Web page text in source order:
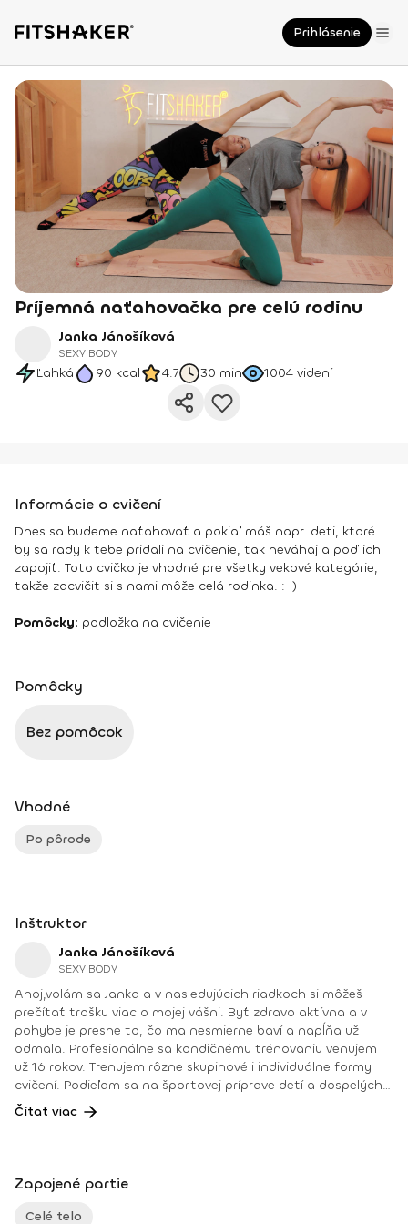
Prihlásenie
Príjemná naťahovačka pre celú rodinu
Janka Jánošíková
SEXY BODY
Ľahká 90 kcal 4.7 30 min 1004 videní
Informácie o cvičení
Dnes sa budeme naťahovať a pokiaľ máš napr. deti, ktoré
by sa rady k tebe pridali na cvičenie, tak neváhaj a poď ich
zapojiť. Toto cvičko je vhodné pre všetky vekové kategórie,
takže zacvičiť si s nami môže celá rodinka. :-)
Pomôcky: podložka na cvičenie
Pomôcky
Bez pomôcok
Vhodné
Po pôrode
Inštruktor
Janka Jánošíková
SEXY BODY
Ahoj,volám sa Janka a v nasledujúcich riadkoch si môžeš
prečítať trošku viac o mojej vášni. Byť zdravo aktívna a v
pohybe je presne to, čo ma nesmierne baví a napĺňa už
odmala. Profesionálne sa kondičnému trénovaniu venujem
už 16 rokov. Trenujem rôzne skupinové i individuálne formy
cvičení. Podieľam sa na športovej príprave detí a dospelých,
ale aj zostavujem tréningy pre športovcov. Pravidelne pre
fitshaker už 9 rokov natáčam online tréningy. Zúčastňujem
rehabilitáciách, relaxačných a dýchacích technikách alebo
myofasciálnych masážach. Mám obrovskú radosť, že moja
práca je mi aj mojím koníčkom, aj keď skĺbiť pracovný život s
Čítať viac
Zapojené partie
Celé telo